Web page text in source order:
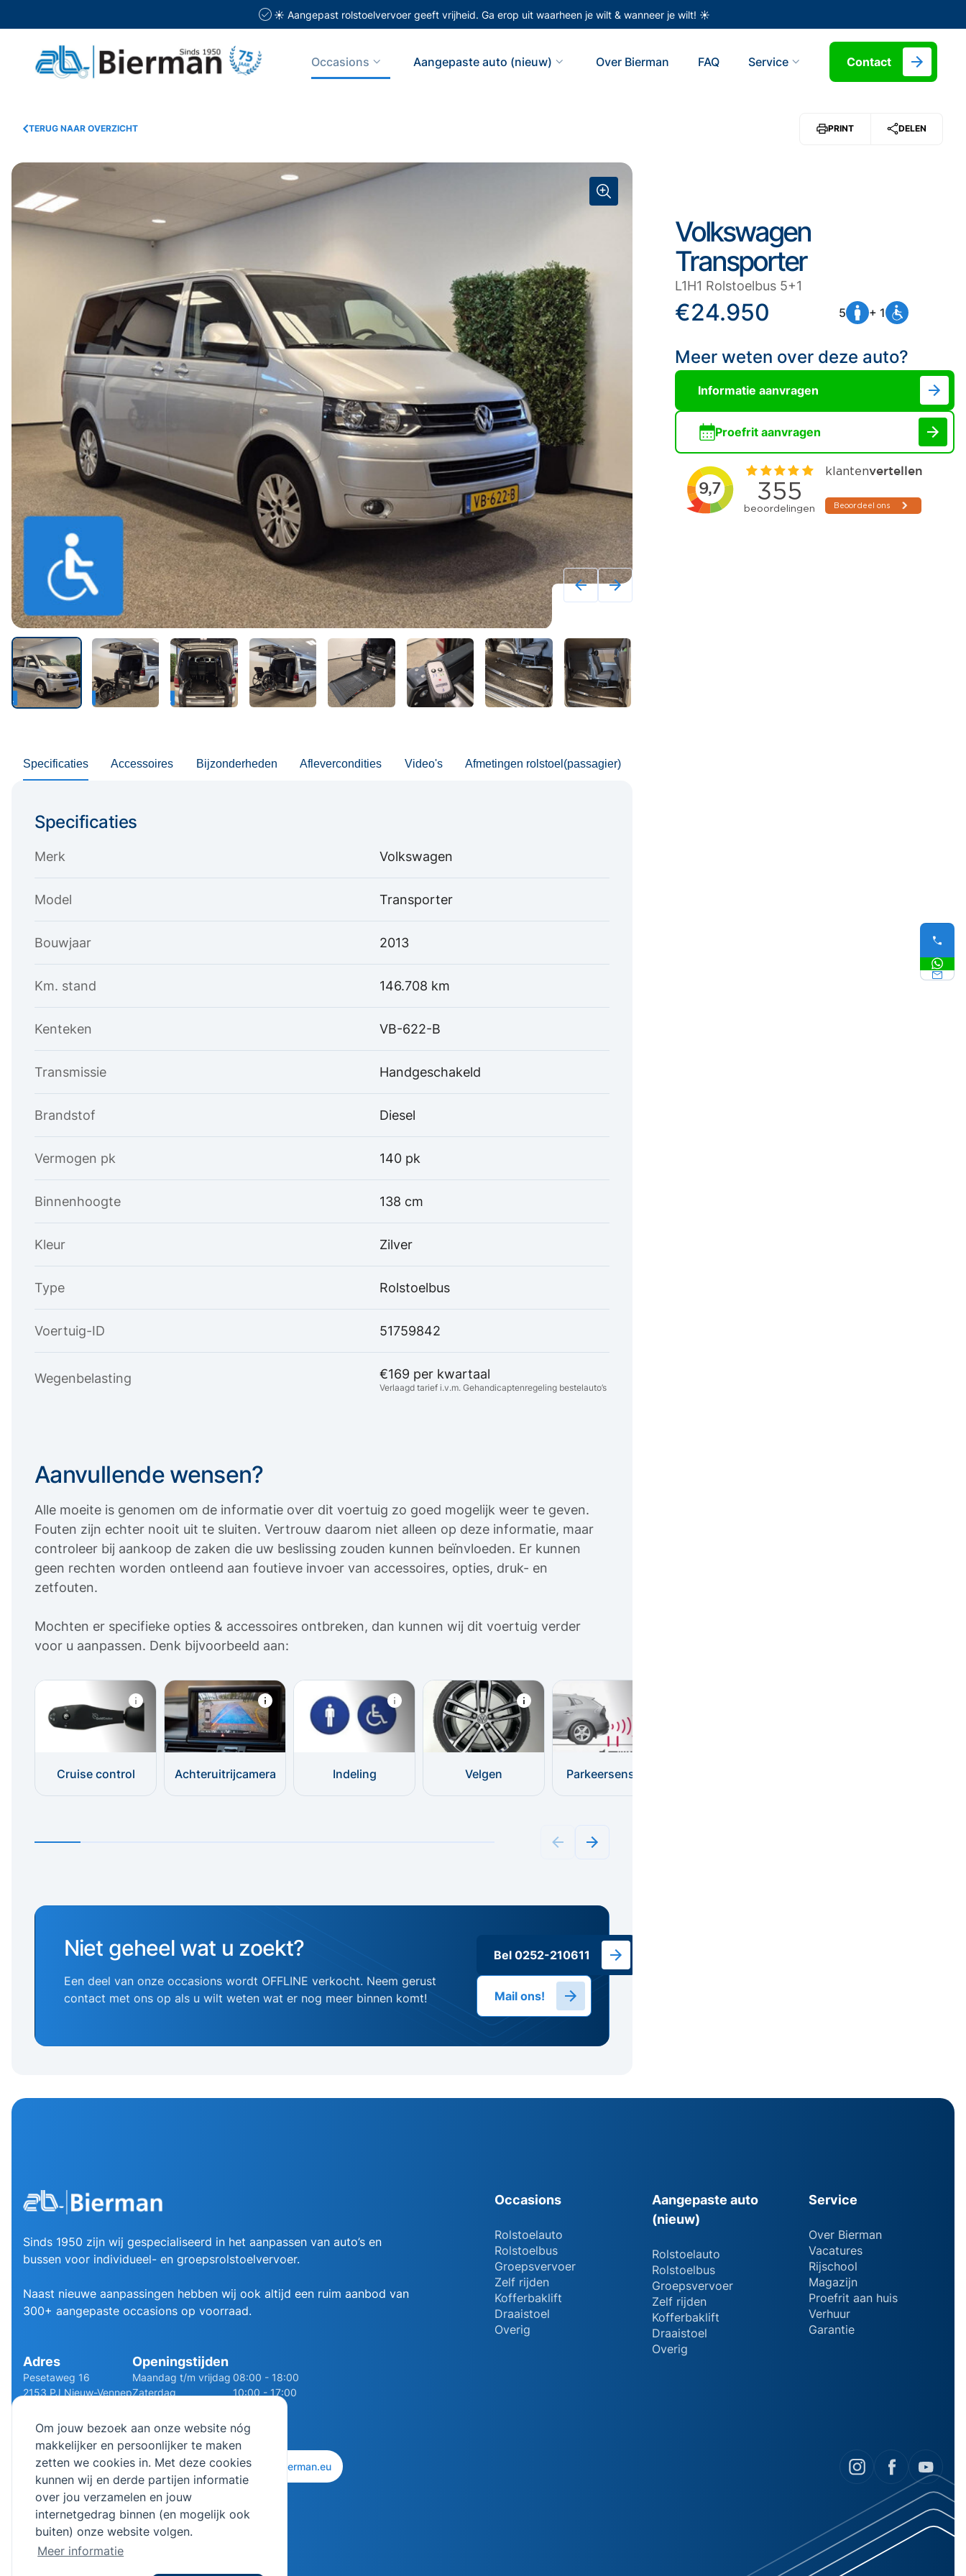
Om jouw bezoek aan onze website nóg
makkelijker en persoonlijker te maken
zetten we cookies in. Met deze cookies
kunnen wij en derde partijen informatie
over jou verzamelen en jouw
internetgedrag binnen (en mogelijk ook
buiten) onze website volgen.
Meer informatie
☀️ Aangepast rolstoelvervoer geeft vrijheid. Ga erop uit waarheen je wilt & wanneer je wilt! ☀️
Occasions Aangepaste auto (nieuw) Over Bierman FAQ Service Contact
TERUG NAAR OVERZICHT PRINT DELEN
Specificaties Accessoires Bijzonderheden Aflevercondities Video's Afmetingen rolstoel(passagier)
Specificaties
Merk Volkswagen
Model Transporter
Bouwjaar 2013
Km. stand 146.708 km
Kenteken VB-622-B
Transmissie Handgeschakeld
Brandstof Diesel
Vermogen pk 140 pk
Binnenhoogte 138 cm
Kleur Zilver
Type Rolstoelbus
Voertuig-ID 51759842
Wegenbelasting €169 per kwartaal
Verlaagd tarief i.v.m. Gehandicaptenregeling bestelauto’s
Aanvullende wensen?
Alle moeite is genomen om de informatie over dit voertuig zo goed mogelijk weer te geven.
Fouten zijn echter nooit uit te sluiten. Vertrouw daarom niet alleen op deze informatie, maar
controleer bij aankoop de zaken die uw beslissing zouden kunnen beïnvloeden. Er kunnen
geen rechten worden ontleend aan foutieve invoer van accessoires, opties, druk- en
zetfouten.
Mochten er specifieke opties & accessoires ontbreken, dan kunnen wij dit voertuig verder
voor u aanpassen. Denk bijvoorbeeld aan:
Cruise control Achteruitrijcamera Indeling Velgen Parkeersensoren
Niet geheel wat u zoekt?
Een deel van onze occasions wordt OFFLINE verkocht. Neem gerust
contact met ons op als u wilt weten wat er nog meer binnen komt!
Bel 0252-210611
Mail ons!
Volkswagen
Transporter
L1H1 Rolstoelbus 5+1
€24.950 5 + 1
Meer weten over deze auto?
Informatie aanvragen
Proefrit aanvragen
Sinds 1950 zijn wij gespecialiseerd in het aanpassen van auto’s en
bussen voor individueel- en groepsrolstoelvervoer.
Naast nieuwe aanpassingen hebben wij ook altijd een ruim aanbod van
300+ aangepaste occasions op voorraad.
Adres
Pesetaweg 16
2153 PJ Nieuw-Vennep
Openingstijden
Maandag t/m vrijdag 08:00 - 18:00
Zaterdag
10:00 - 17:00
Occasions
Rolstoelauto
Rolstoelbus
Groepsvervoer
Zelf rijden
Kofferbaklift
Draaistoel
Overig
Aangepaste auto
(nieuw)
Rolstoelauto
Rolstoelbus
Groepsvervoer
Zelf rijden
Kofferbaklift
Draaistoel
Overig
Service
Over Bierman
Vacatures
Rijschool
Magazijn
Proefrit aan huis
Verhuur
Garantie
0252 - 210611 06 - 13141322 info@bierman.eu